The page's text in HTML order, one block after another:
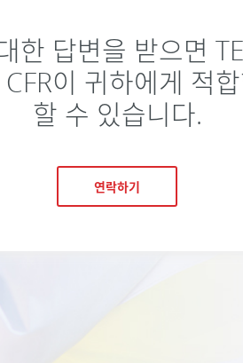
한 답변을 받으면
이 귀하에게 적
할 수 있습니다.
연락하기